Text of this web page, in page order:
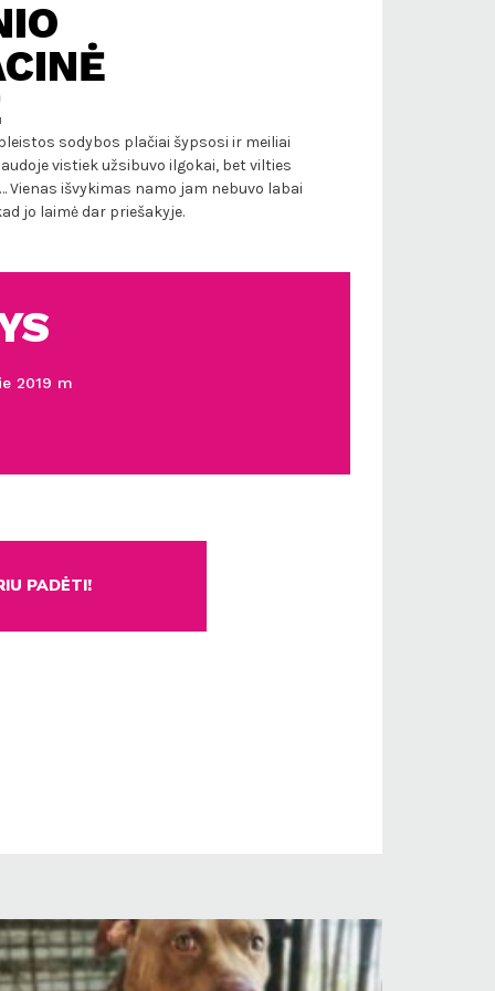
sodybos plačiai šypsosi ir meiliai
vistiek užsibuvo ilgokai, bet vilties
Vienas išvykimas namo jam nebuvo labai
jo laimė dar priešakyje.
2019 m
PADĖTI!